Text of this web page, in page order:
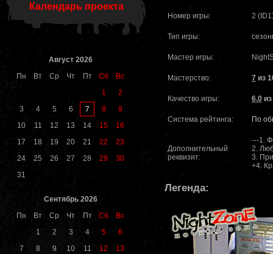
Календарь проекта
Август 2026
Пн
Вт Ср Чт Пт Сб
Вс
1
2
3
4 5 6 7 8
9
10
11 12 13 14 15
16
17
18 19 20 21 22
23
24
25 26 27 28 29
30
31
Сентябрь 2026
Пн
Вт Ср Чт Пт Сб
Вс
1
2 3 4 5
6
7
8 9 10 11 12
13
Номер игры: 2
Тип игры:
Мастер игры:
Мастерство: 7 из
Качество игры: 6.0
Система рейтинга: По
Дополнительный
реквизит:
---1.
2.
3.
+4.
Легенда: